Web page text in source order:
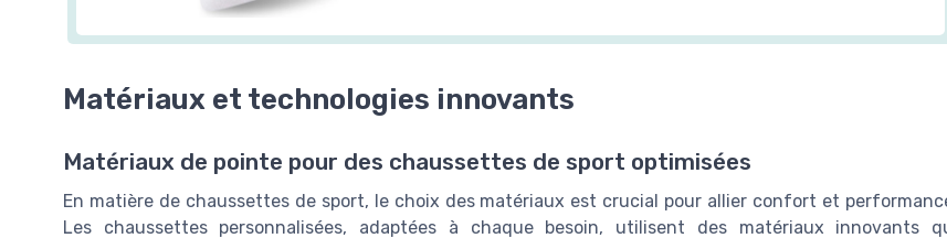
Matériaux et technologies innovants
Matériaux de pointe pour des chaussettes de sport optimisées
En matière de chaussettes de sport, le choix des matériaux est crucial pour allier confort et
Les chaussettes personnalisées, adaptées à chaque besoin, utilisent des matériaux innovants